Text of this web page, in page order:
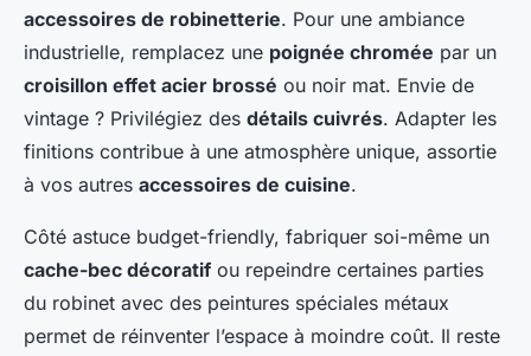
accessoires de robinetterie. Pour une ambiance
industrielle, remplacez une poignée chromée par un
croisillon effet acier brossé ou noir mat. Envie de
vintage ? Privilégiez des détails cuivrés. Adapter les
finitions contribue à une atmosphère unique, assortie
à vos autres accessoires de cuisine.
Côté astuce budget-friendly, fabriquer soi-même un
cache-bec décoratif ou repeindre certaines parties
du robinet avec des peintures spéciales métaux
permet de réinventer l’espace à moindre coût. Il reste